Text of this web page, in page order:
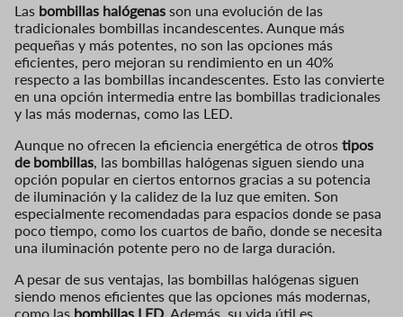
Las bombillas halógenas son una evolución de las
tradicionales bombillas incandescentes. Aunque más
pequeñas y más potentes, no son las opciones más
eficientes, pero mejoran su rendimiento en un 40%
respecto a las bombillas incandescentes. Esto las convierte
en una opción intermedia entre las bombillas tradicionales
y las más modernas, como las LED.
Aunque no ofrecen la eficiencia energética de otros tipos
de bombillas , las bombillas halógenas siguen siendo una
opción popular en ciertos entornos gracias a su potencia
de iluminación y la calidez de la luz que emiten. Son
especialmente recomendadas para espacios donde se pasa
poco tiempo, como los cuartos de baño, donde se necesita
una iluminación potente pero no de larga duración.
A pesar de sus ventajas, las bombillas halógenas siguen
siendo menos eficientes que las opciones más modernas,
como las bombillas LED . Además, su vida útil es